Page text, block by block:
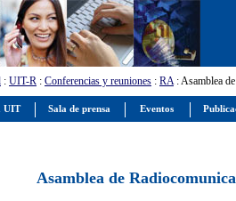
: UIT-R : Conferencias y reuniones : RA: Asamblea
Asamblea de
UIT Sala de prensa Eventos